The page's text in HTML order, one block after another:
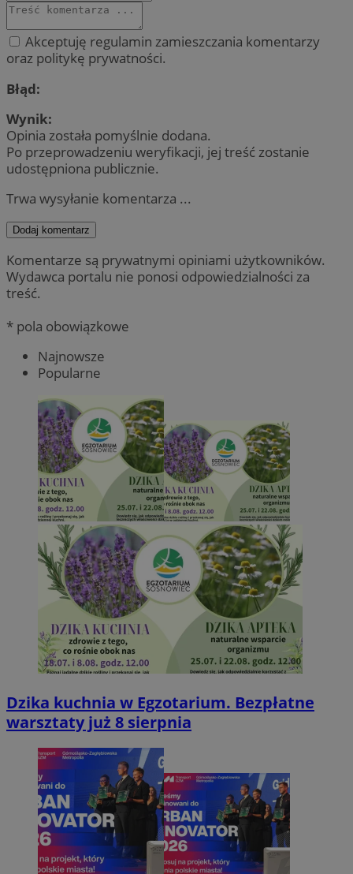
Akceptuję regulamin zamieszczania komentarzy
oraz politykę prywatności.
Błąd:
Wynik:
Opinia została pomyślnie dodana.
Po przeprowadzeniu weryfikacji, jej treść zostanie
udostępniona publicznie.
Trwa wysyłanie komentarza ...
Dodaj komentarz
Komentarze są prywatnymi opiniami użytkowników.
Wydawca portalu nie ponosi odpowiedzialności za
treść.
* pola obowiązkowe
Najnowsze
Popularne
Dzika kuchnia w Egzotarium. Bezpłatne
warsztaty już 8 sierpnia